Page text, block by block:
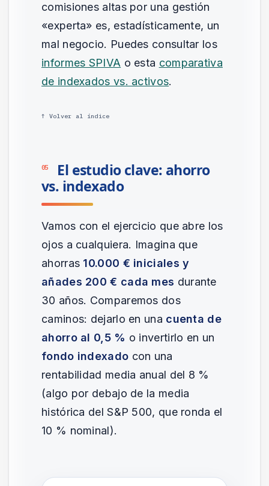
comisiones altas por una gestión
«experta» es, estadísticamente, un
mal negocio. Puedes consultar los
informes SPIVA o esta comparativa
de indexados vs. activos.
↑ Volver al índice
05
El estudio clave: ahorro
vs. indexado
Vamos con el ejercicio que abre los
ojos a cualquiera. Imagina que
ahorras 10.000 € iniciales y
añades 200 € cada mes durante
30 años. Comparemos dos
caminos: dejarlo en una cuenta de
ahorro al 0,5 % o invertirlo en un
fondo indexado con una
rentabilidad media anual del 8 %
(algo por debajo de la media
histórica del S&P 500, que ronda el
10 % nominal).